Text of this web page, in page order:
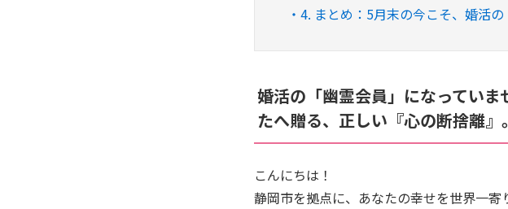
4. まとめ：5月末の今こそ、婚活
婚活の「幽霊会員」になってい
たへ贈る、正しい『心の断捨離』。
こんにちは！
静岡市を拠点に、あなたの幸せを世界一